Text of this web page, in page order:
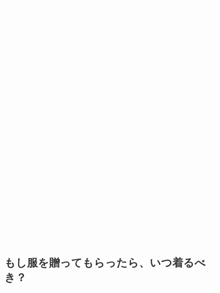
もし服を贈ってもらったら、いつ着るべ
き？